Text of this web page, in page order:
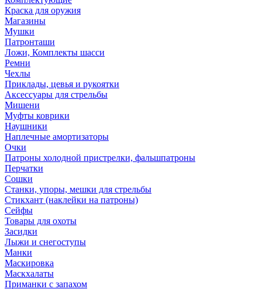
Краска для оружия
Магазины
Мушки
Патронташи
Ложи, Комплекты шасси
Ремни
Чехлы
Приклады, цевья и рукоятки
Аксессуары для стрельбы
Мишени
Муфты коврики
Наушники
Наплечные амортизаторы
Очки
Патроны холодной пристрелки, фальшпатроны
Перчатки
Сошки
Станки, упоры, мешки для стрельбы
Стикхант (наклейки на патроны)
Сейфы
Товары для охоты
Засидки
Лыжи и снегоступы
Манки
Маскировка
Маскхалаты
Приманки с запахом